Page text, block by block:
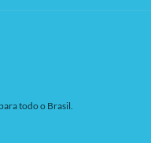
todo o Brasil.